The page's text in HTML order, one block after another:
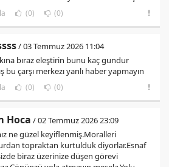
(0) (0)
/ 03 Temmuz 2026 11:04
bıraz eleştirin bunu kaç gundur
bu çarşı merkezı yanlı haber yapmayın
(0) (0)
Hoca / 02 Temmuz 2026 23:09
ne güzel keyiflenmiş.Moralleri
topraktan kurtulduk diyorlar.Esnaf
biraz üzerinize düşen görevi